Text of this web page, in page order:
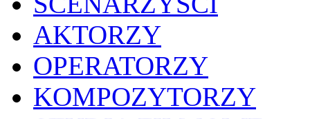
AKTORZY
OPERATORZY
KOMPOZYTORZY